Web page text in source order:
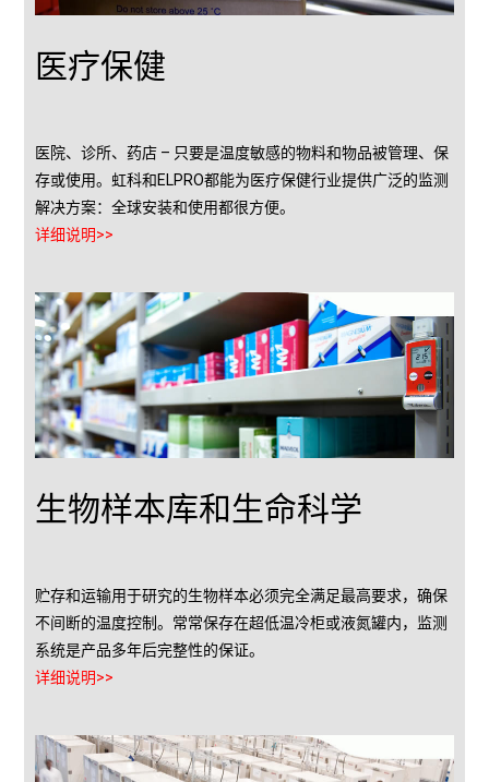
医疗保健
医院、诊所、药店 – 只要是温度敏感的物料和物品被管理、保
存或使用。虹科和ELPRO都能为医疗保健行业提供广泛的监测
解决方案：全球安装和使用都很方便。
详细说明>>
生物样本库和生命科学
贮存和运输用于研究的生物样本必须完全满足最高要求，确保
不间断的温度控制。常常保存在超低温冷柜或液氮罐内，监测
系统是产品多年后完整性的保证。
详细说明>>